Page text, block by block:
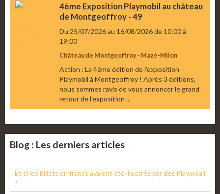
4ème Exposition Playmobil au château
de Montgeoffroy - 49
Du 25/07/2026au 16/08/2026de 10:00à
19:00
Château de Montgeoffroy - Mazé-Milon
Action : La 4ème édition de l'exposition
Playmobil à Montgeoffroy ! Après 3 éditions,
nous sommes ravis de vous annoncer le grand
retour de l'exposition ...
Blog : Les derniers articles
Et si les billets en francs avaient été illustrés par des Playmobil
?